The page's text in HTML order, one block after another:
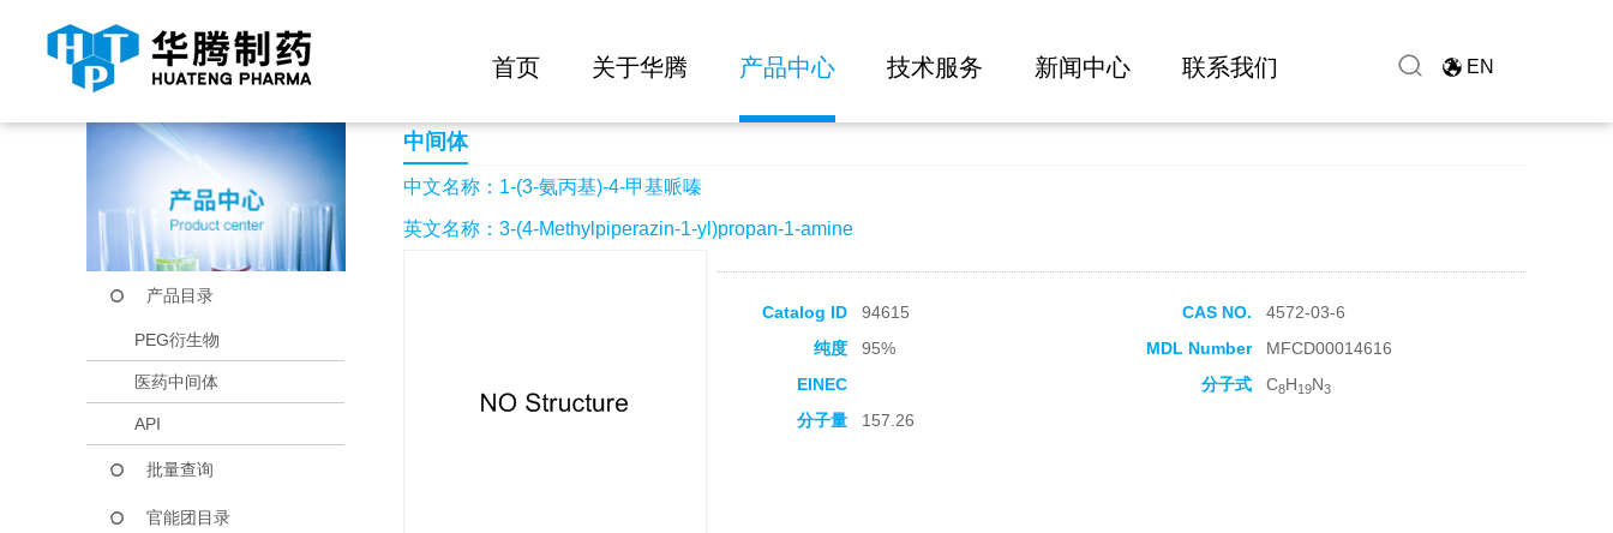
首页 关于华腾 产品中心 技术服务 新闻中心 联系我们 EN
当前位置： 首页 产品中心 1-(3-氨丙基)-4-甲基哌嗪
产品目录
PEG衍生物
医药中间体
API
批量查询
官能团目录
中间体
中文名称：1-(3-氨丙基)-4-甲基哌嗪
英文名称：3-(4-Methylpiperazin-1-yl)propan-1-amine
Catalog ID 94615 CAS NO.
4572-03-6
纯度
95% MDL Number
MFCD00014616
EINEC
分子式 C8H19N3
分子量 157.26